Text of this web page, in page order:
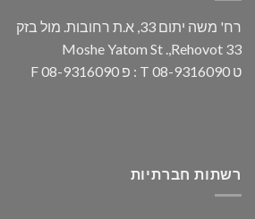
רח' משה יתום 33, א.ת רחובות. מול בזק
33 Moshe Yatom St .,Rehovot
ט 08-9316090 T : פ 08-9316090 F
רשתות חברתיות